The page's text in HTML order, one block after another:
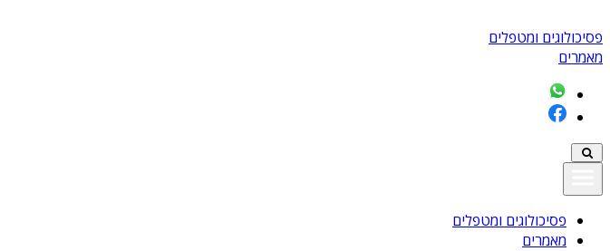
פסיכולוגים ומטפלים
מאמרים
פסיכולוגים ומטפלים
מאמרים